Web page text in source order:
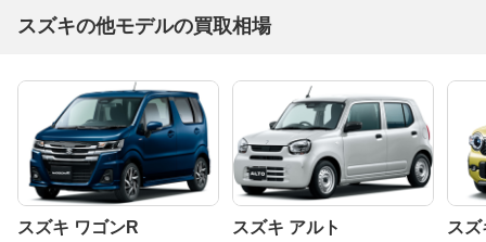
スズキの他モデルの買取相場
スズキ ワゴンR スズキ アルト ス